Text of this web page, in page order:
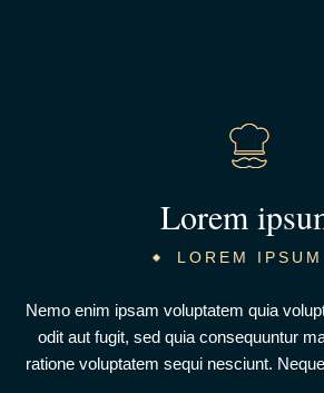
Lorem
LOREM IPSUM
Nemo enim ipsam voluptatem quia
odit aut fugit, sed quia consequuntur
ratione voluptatem sequi nesciunt.